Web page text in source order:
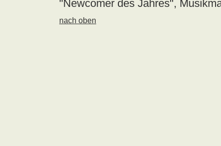
"Newcomer des Jahres",
nach oben